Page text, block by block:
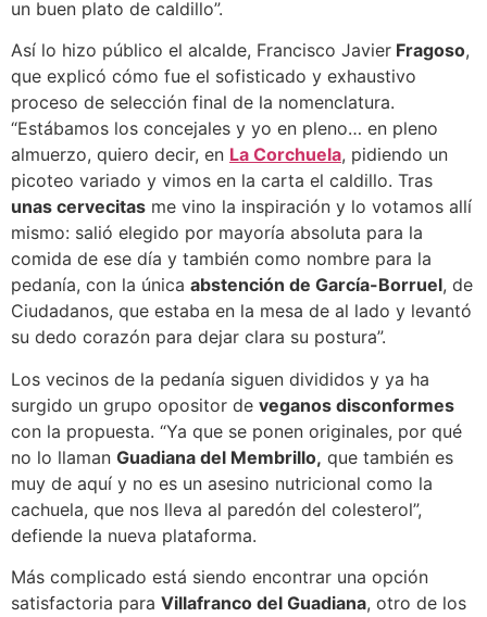
un buen plato de caldillo”.
Así lo hizo público el alcalde, Francisco Javier Fragoso,
que explicó cómo fue el sofisticado y exhaustivo
proceso de selección final de la nomenclatura.
“Estábamos los concejales y yo en pleno… en pleno
almuerzo, quiero decir, en La Corchuela, pidiendo un
picoteo variado y vimos en la carta el caldillo. Tras
unas cervecitas me vino la inspiración y lo votamos allí
mismo: salió elegido por mayoría absoluta para la
comida de ese día y también como nombre para la
pedanía, con la única abstención de García-Borruel, de
Ciudadanos, que estaba en la mesa de al lado y levantó
su dedo corazón para dejar clara su postura”.
Los vecinos de la pedanía siguen divididos y ya ha
surgido un grupo opositor de veganos disconformes
con la propuesta. “Ya que se ponen originales, por qué
no lo llaman Guadiana del Membrillo, que también es
muy de aquí y no es un asesino nutricional como la
cachuela, que nos lleva al paredón del colesterol”,
defiende la nueva plataforma.
Más complicado está siendo encontrar una opción
satisfactoria para Villafranco del Guadiana, otro de los